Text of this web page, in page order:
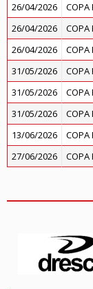
26/04/2026
COPA
26/04/2026
COPA
26/04/2026
COPA
31/05/2026
COPA
31/05/2026
COPA
31/05/2026
COPA
13/06/2026
COPA
27/06/2026
COPA